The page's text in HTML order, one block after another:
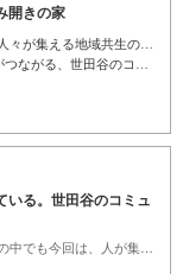
開きの家
、世田谷のコミュニティ
いる。世田谷のコミュ